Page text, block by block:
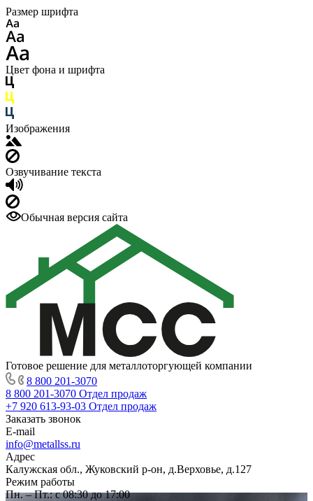
Размер шрифта
Цвет фона и шрифта
Изображения
Озвучивание текста
Обычная версия сайта
Готовое решение для металлоторгующей компании
8 800 201-3070
8 800 201-3070 Отдел продаж
+7 920 613-93-03 Отдел продаж
Заказать звонок
E-mail
info@metallss.ru
Адрес
Калужская обл., Жуковский р-он, д.Верховье, д.127
Режим работы
Пн. – Пт.: с 08:30 до 17:00